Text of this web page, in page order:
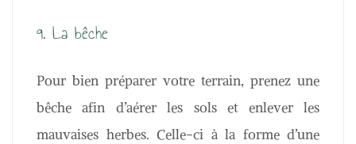
9. La bêche
Pour bien préparer votre terrain, prenez une
bêche afin d’aérer les sols et enlever les
mauvaises herbes. Celle-ci à la forme d’une